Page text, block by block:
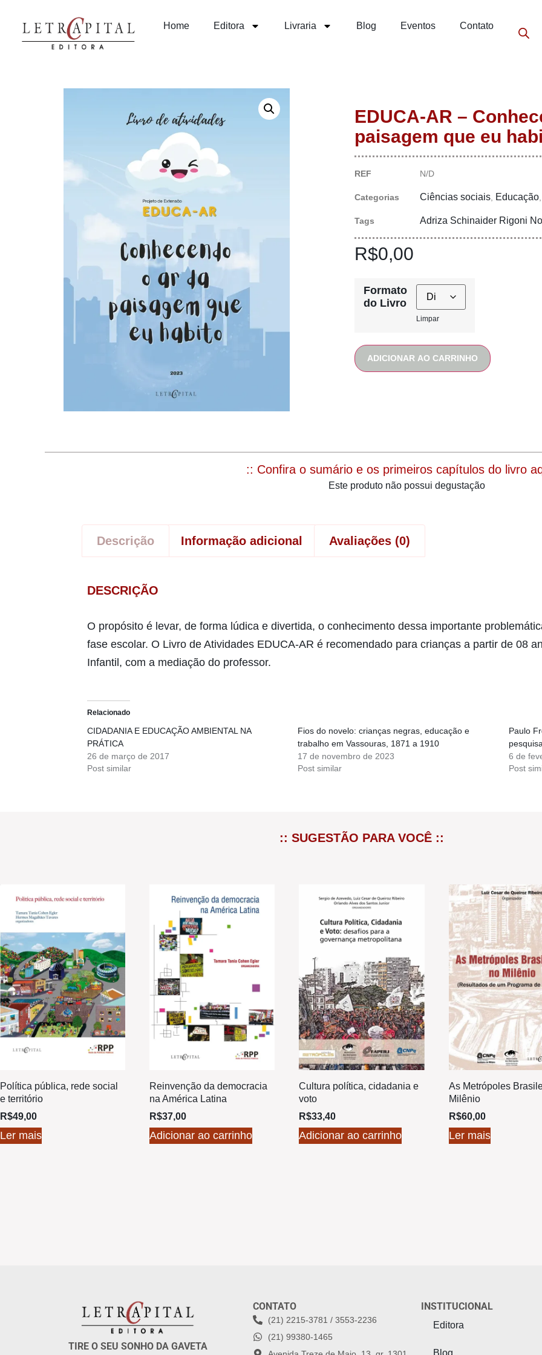
Home Editora Livraria Blog Eventos Contato
EDUCA-AR –
paisagem que eu
REF N/D
Categorias Ciências sociais, Educação,
Tags Adriza Schinaider Rigoni
R$0,00
Formato
do Livro
Limpar
ADICIONAR AO CARRINHO
:: Confira o sumário e os primeiros capítulos do livro
Este produto não possui degustação
Descrição Informação adicional Avaliações (0)
DESCRIÇÃO
O propósito é levar, de forma lúdica e divertida, o conhecimento dessa importante
fase escolar. O Livro de Atividades EDUCA-AR é recomendado para crianças a partir de 08
Infantil, com a mediação do professor.
Relacionado
CIDADANIA E EDUCAÇÃO AMBIENTAL NA
PRÁTICA
26 de março de 2017
Post similar
Fios do novelo: crianças negras, educação e
trabalho em Vassouras, 1871 a 1910
17 de novembro de 2023
Post similar
Paulo
6 de
Post
:: SUGESTÃO PARA VOCÊ ::
Política pública, rede social
e território
R$49,00
Ler mais
Reinvenção da democracia
na América Latina
R$37,00
Adicionar ao carrinho
Cultura política, cidadania e
voto
R$33,40
Adicionar ao carrinho
As Metrópoles
Milênio
R$60,00
Ler mais
TIRE O SEU SONHO DA GAVETA
CONTATO
(21) 2215-3781 / 3553-2236
(21) 99380-1465
INSTITUCIONAL
Editora
Blog